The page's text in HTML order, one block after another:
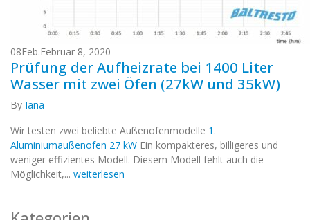
08Feb.Februar 8, 2020
Prüfung der Aufheizrate bei 1400 Liter
Wasser mit zwei Öfen (27kW und 35kW)
By Iana
Wir testen zwei beliebte Außenofenmodelle 1.
Aluminiumaußenofen 27 kW Ein kompakteres, billigeres und
weniger effizientes Modell. Diesem Modell fehlt auch die
Möglichkeit,... weiterlesen